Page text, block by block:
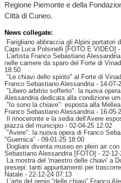
Regione Piemonte e della
Città di Cuneo.
News collegate:
Farigliano abbraccia gli Alpini portatori
Capo Luca Polsinelli [FOTO E VIDEO]
L'artista Franco Sebastiano
nelle camere da sparo del Forte di
18:50
"Le chiavi dello spirito" al Forte di
Franco Sebastiano Alessandria- 14-07-
"Libero arbitrio sofferto": la nuova
Alessandria dedicata alla condizione
"Io sono la chiave": esposta alla
Franco Sebastiano Alessandria- 16-05-
Il rinoceronte e la sedia dell'Avere
piazza del municipio- 02-04-25 12:02
"Avere": la nuova opera di Franco
"Guernica" - 09-01-25 18:00
Dogliani diventa museo en plein air
Sebastiano Alessandria [FOTO] - 22-
La mostra del 'maestro delle chiavi' a
presepi: tanti appuntamenti per
Natale- 22-12-24 07:13
L’arte del genio “delle chiavi” Franco